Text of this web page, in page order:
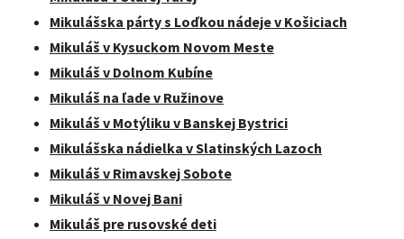
Mikulášska párty s Loďkou nádeje v Košiciach
Mikuláš v Kysuckom Novom Meste
Mikuláš v Dolnom Kubíne
Mikuláš na ľade v Ružinove
Mikuláš v Motýliku v Banskej Bystrici
Mikulášska nádielka v Slatinských Lazoch
Mikuláš v Rimavskej Sobote
Mikuláš v Novej Bani
Mikuláš pre rusovské deti